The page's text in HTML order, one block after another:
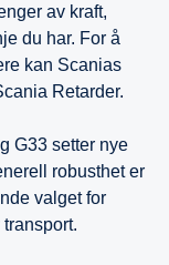
av kraft,
du har. For å
kan Scanias
Retarder.
G33 setter nye
robusthet er
valget for